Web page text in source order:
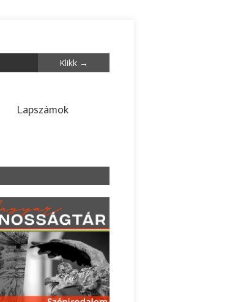
Lapszámok